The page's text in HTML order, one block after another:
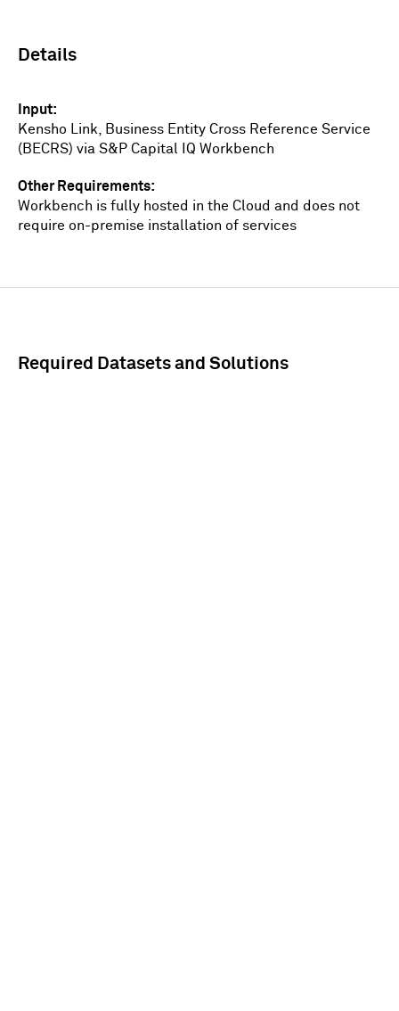
Details
Input
Kensho Link, Business Entity Cross Reference Service
(BECRS) via S&P Capital IQ Workbench
Other Requirements
Workbench is fully hosted in the Cloud and does not
require on-premise installation of services
Required Datasets and Solutions